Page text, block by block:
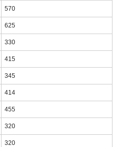
570
625
330
415
345
414
455
320
320